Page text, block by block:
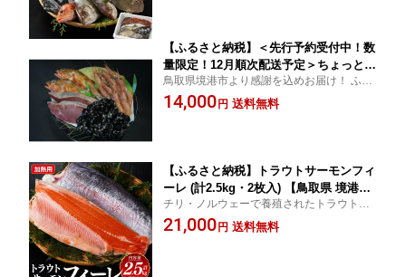
【ふるさと納税】＜先行予約受付中！数
量限定！12月順次配送予定＞ちょっと早
めの魚介福袋(4～5種類) | 魚介 魚介類
海鮮 福袋 詰め合わせ セット バラエテ
鳥取県境港市より感謝を込めお届け！ ふる
さと納税 境港市 特産品
14,000 円 送料無料
【ふるさと納税】トラウトサーモンフィ
ーレ (計2.5kg・2枚入) 【鳥取県 境港
市】 | サーモン トラウトサーモン フィ
ーレ 切身 刺身用 海鮮 魚介 魚介類 生食
チリ・ノルウェーで養殖されたトラウトサ
ーモンの中から色味・大きさ等を厳選して
お届けいたします！ ふるさと納税 境港市
21,000 円 送料無料